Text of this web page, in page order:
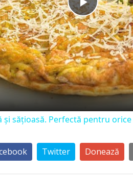
P
l
a
y
V
sățioasă. Perfectă pentru
Twitter Donează